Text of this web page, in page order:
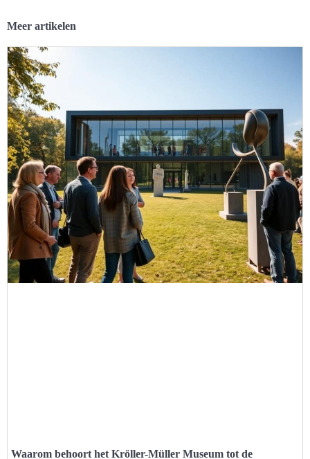
Meer artikelen
Waarom behoort het Kröller-Müller Museum tot de